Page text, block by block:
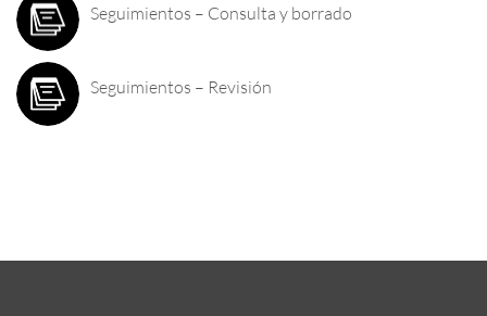
Seguimientos – Consulta y borrado
Seguimientos – Revisión